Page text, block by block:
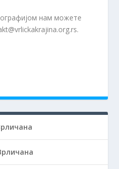
нам можете
.